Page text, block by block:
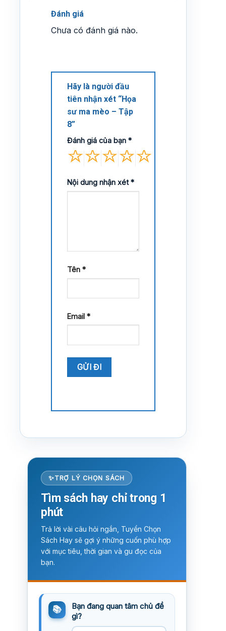
Đánh giá
Chưa có đánh giá nào.
Hãy là người đầu
tiên nhận xét “Họa
sư ma mèo – Tập
8”
Đánh giá của bạn *
Nội dung nhận xét*
Tên *
Email *
TRỢ LÝ CHỌN SÁCH
Tìm sách hay chỉ trong 1
phút
Trả lời vài câu hỏi ngắn, Tuyển Chọn
Sách Hay sẽ gợi ý những cuốn phù hợp
với mục tiêu, thời gian và gu đọc của
bạn.
Bạn đang quan tâm chủ đề
gì?